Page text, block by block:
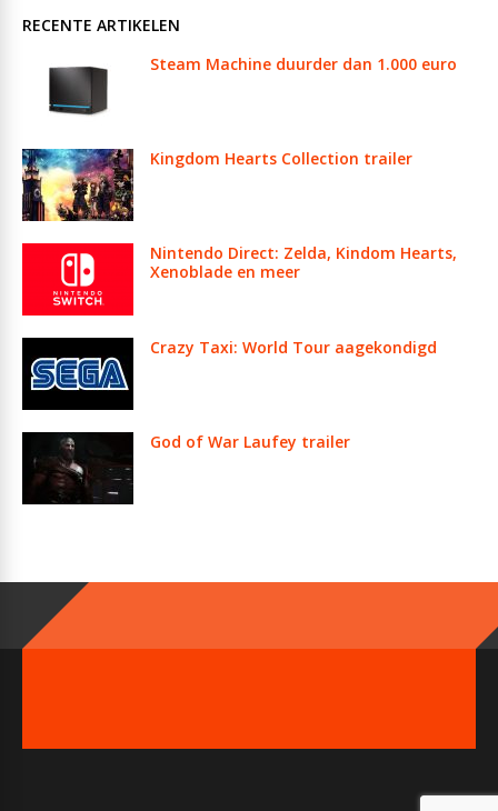
RECENTE ARTIKELEN
Steam Machine duurder dan 1.000 euro
Kingdom Hearts Collection trailer
Nintendo Direct: Zelda, Kindom Hearts,
Xenoblade en meer
Crazy Taxi: World Tour aagekondigd
God of War Laufey trailer